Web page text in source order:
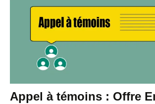
Appel à témoins : Offre